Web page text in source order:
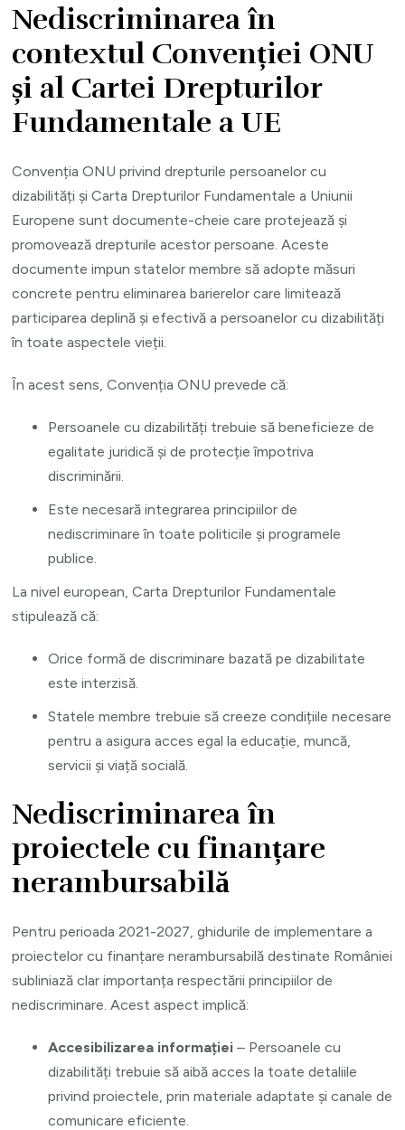
Nediscriminarea în
contextul Convenției ONU
și al Cartei Drepturilor
Fundamentale a UE
Convenția ONU privind drepturile persoanelor cu
dizabilități și Carta Drepturilor Fundamentale a Uniunii
Europene sunt documente-cheie care protejează și
promovează drepturile acestor persoane. Aceste
documente impun statelor membre să adopte măsuri
concrete pentru eliminarea barierelor care limitează
participarea deplină și efectivă a persoanelor cu dizabilități
în toate aspectele vieții.
În acest sens, Convenția ONU prevede că:
Persoanele cu dizabilități trebuie să beneficieze de
egalitate juridică și de protecție împotriva
discriminării.
Este necesară integrarea principiilor de
nediscriminare în toate politicile și programele
publice.
La nivel european, Carta Drepturilor Fundamentale
stipulează că:
Orice formă de discriminare bazată pe dizabilitate
este interzisă.
Statele membre trebuie să creeze condițiile necesare
pentru a asigura acces egal la educație, muncă,
servicii și viață socială.
Nediscriminarea în
proiectele cu finanțare
nerambursabilă
Pentru perioada 2021-2027, ghidurile de implementare a
proiectelor cu finanțare nerambursabilă destinate României
subliniază clar importanța respectării principiilor de
nediscriminare. Acest aspect implică:
Accesibilizarea informației – Persoanele cu
dizabilități trebuie să aibă acces la toate detaliile
privind proiectele, prin materiale adaptate și canale de
comunicare eficiente.